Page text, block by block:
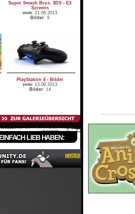
Super Smash Bros. 3DS - E3
Screens
vom: 21.06.2013
Bilder: 9
PlayStation 4 - Bilder
vom: 13.06.2013
Bilder: 14
LIEB HABEN: